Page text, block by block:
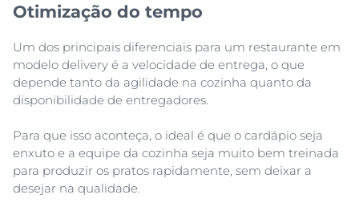
Otimização do tempo
Um dos principais diferenciais para um restaurante em
modelo delivery é a velocidade de entrega, o que
depende tanto da agilidade na cozinha quanto da
disponibilidade de entregadores.
Para que isso aconteça, o ideal é que o cardápio seja
enxuto e a equipe da cozinha seja muito bem treinada
para produzir os pratos rapidamente, sem deixar a
desejar na qualidade.